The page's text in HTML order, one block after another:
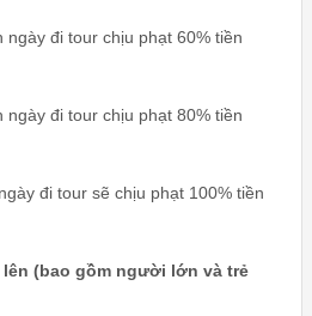
đi tour chịu phạt 60% tiền
đi tour chịu phạt 80% tiền
đi tour sẽ chịu phạt 100% tiền
lên (bao gồm người lớn và trẻ